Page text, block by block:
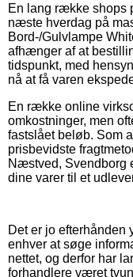
En lang række shops
næste hverdag på
Bord-/Gulvlampe
afhænger af at
tidspunkt, med
nå at få varen
En række online
omkostninger, men
fastslået beløb. Som
prisbevidste
Næstved, Svendborg
dine varer til et
Det er jo efterhånden
enhver at søge
nettet, og derfor har
forhandlere været